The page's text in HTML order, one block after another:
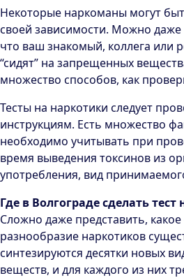
Некоторые наркоманы могут
своей зависимости. Можно даже
что ваш знакомый, коллега или
“сидят” на запрещенных
множество способов, как
Тесты на наркотики следует
инструкциям. Есть множество
необходимо учитывать при
время выведения токсинов из
употребления, вид
Где в Волгограде сделать
Сложно даже представить,
разнообразие наркотиков
синтезируются десятки новых
веществ, и для каждого из них